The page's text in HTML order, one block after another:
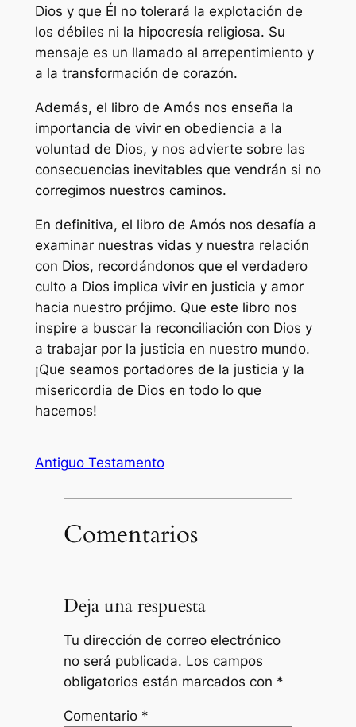
Dios y que Él no tolerará la explotación de
los débiles ni la hipocresía religiosa. Su
mensaje es un llamado al arrepentimiento y
a la transformación de corazón.
Además, el libro de Amós nos enseña la
importancia de vivir en obediencia a la
voluntad de Dios, y nos advierte sobre las
consecuencias inevitables que vendrán si no
corregimos nuestros caminos.
En definitiva, el libro de Amós nos desafía a
examinar nuestras vidas y nuestra relación
con Dios, recordándonos que el verdadero
culto a Dios implica vivir en justicia y amor
hacia nuestro prójimo. Que este libro nos
inspire a buscar la reconciliación con Dios y
a trabajar por la justicia en nuestro mundo.
¡Que seamos portadores de la justicia y la
misericordia de Dios en todo lo que
hacemos!
Antiguo Testamento
Comentarios
Deja una respuesta
Tu dirección de correo electrónico
no será publicada. Los campos
obligatorios están marcados con *
Comentario *